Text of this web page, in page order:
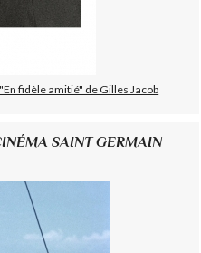
fidèle amitié" de Gilles Jacob
SAINT GERMAIN